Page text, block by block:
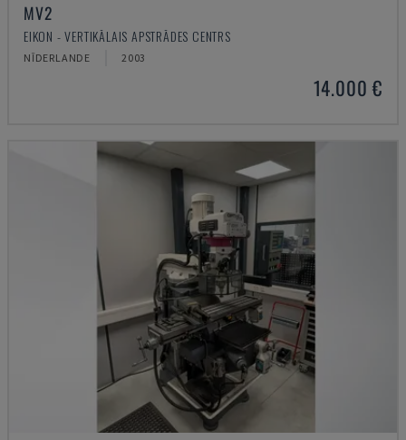
MV2
EIKON - VERTIKĀLAIS APSTRĀDES CENTRS
NĪDERLANDE 2003
14.000 €